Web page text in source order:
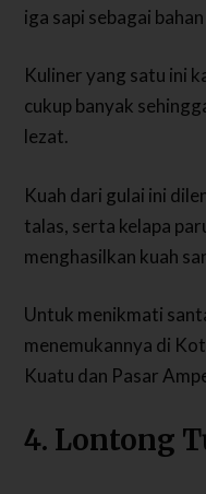
iga sapi sebagai
Kuliner yang satu ini
cukup banyak
lezat.
Kuah dari gulai ini
talas, serta kelapa
menghasilkan kuah
Untuk menikmati
menemukannya di
Kuatu dan Pasar
4. Lontong